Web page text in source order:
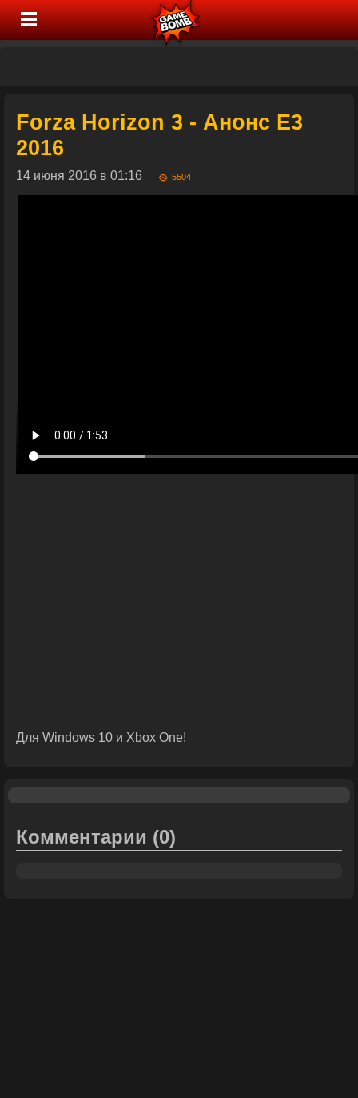
Forza Horizon 3 - Анонс E3
2016
14 июня 2016 в 01:16 5504
Для Windows 10 и Xbox One!
Комментарии (0)